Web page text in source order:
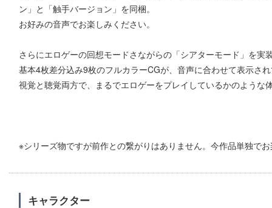
ン」と「触手バージョン」を同梱。
お好みの音声でお楽しみください。
さらにエロゲーの回想モードさながらの「シアターモード」を実
基本4枚差分込み9枚のフルカラーCGが、音声に合わせて表示さ
視覚と聴覚両方で、まるでエロゲーをプレイしているかのような
※シリーズ物ですが前作との繋がりはありません。今作品単独で
キャラクター